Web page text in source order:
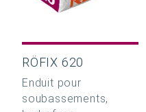
RÖFIX 620
Enduit pour
soubassements,